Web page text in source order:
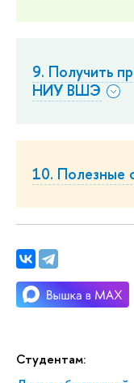
Студентам:
9. Получить
НИУ ВШЭ
10. Полезные